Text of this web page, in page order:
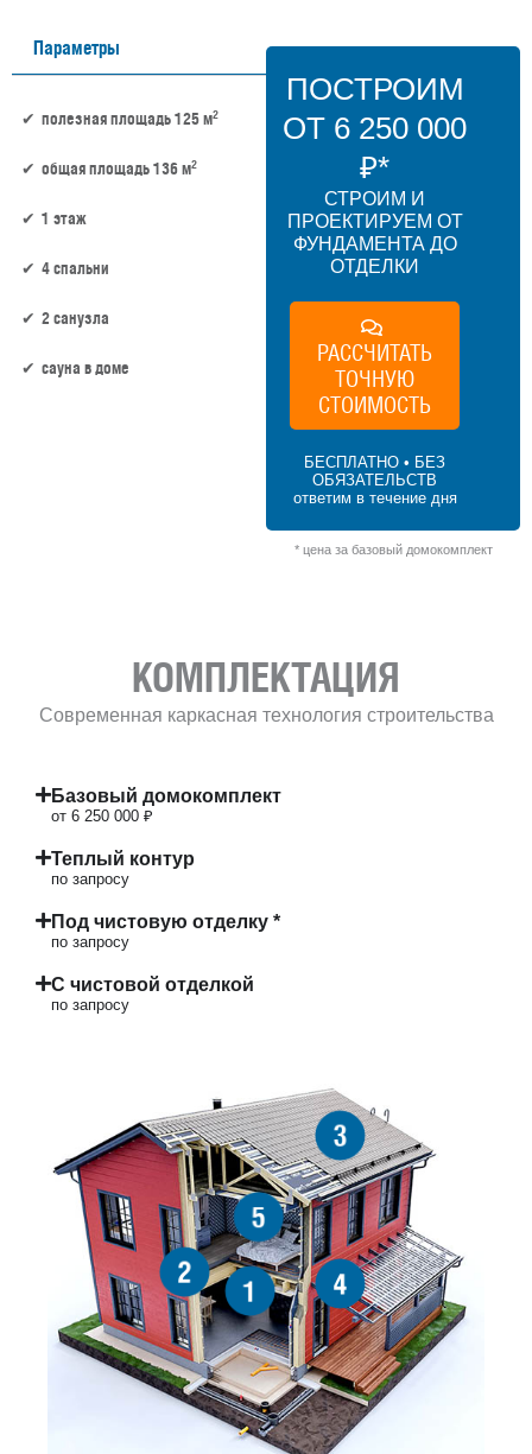
Параметры
полезная площадь 125 м2
общая площадь 136 м2
1 этаж
4 спальни
2 санузла
сауна в доме
ПОСТРОИМ
ОТ 6 250 000
₽*
СТРОИМ И
ПРОЕКТИРУЕМ ОТ
ФУНДАМЕНТА ДО
ОТДЕЛКИ
РАССЧИТАТЬ
ТОЧНУЮ
СТОИМОСТЬ
БЕСПЛАТНО • БЕЗ
ОБЯЗАТЕЛЬСТВ
ответим в течение дня
* цена за базовый домокомплект
КОМПЛЕКТАЦИЯ
Современная каркасная технология строительства
Базовый домокомплект
от 6 250 000 ₽
Теплый контур
по запросу
Под чистовую отделку *
по запросу
С чистовой отделкой
по запросу
1
2
3
4
5